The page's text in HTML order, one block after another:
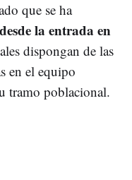
que se ha
la entrada en
dispongan de las
en el equipo
tramo poblacional.